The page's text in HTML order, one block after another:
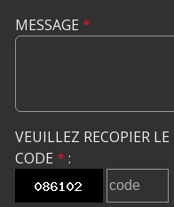
MESSAGE *
VEUILLEZ RECOPIER LE
CODE * :